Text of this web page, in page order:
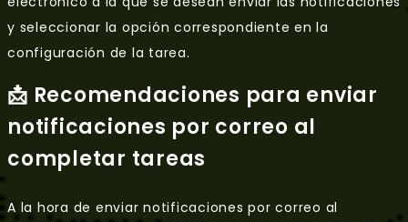
y seleccionar la opción correspondiente en la
configuración de la tarea.
📩 Recomendaciones para enviar
notificaciones por correo al
completar tareas
A la hora de enviar notificaciones por correo al